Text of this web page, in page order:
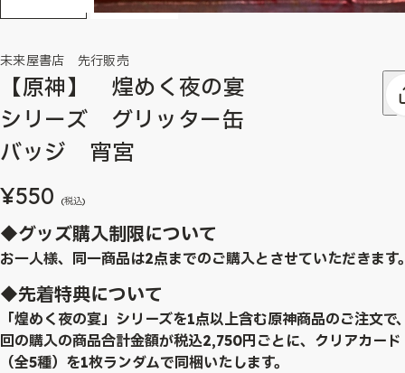
未来屋書店 先行販売
【原神】 煌めく夜の宴
シリーズ グリッター缶
バッジ 宵宮
¥550 (税込)
◆グッズ購入制限について
お一人様、同一商品は2点までのご購入とさせていただきます
◆先着特典について
「煌めく夜の宴」シリーズを1点以上含む原神商品のご注文で
回の購入の商品合計金額が税込2,750円ごとに、クリアカード
（全5種）を1枚ランダムで同梱いたします。